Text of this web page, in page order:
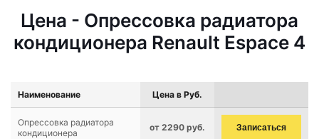
Цена - Опрессовка радиатора
кондиционера Renault Espace 4
Наименование Цена в Руб.
Опрессовка радиатора
кондиционера
от 2290 руб. Записаться